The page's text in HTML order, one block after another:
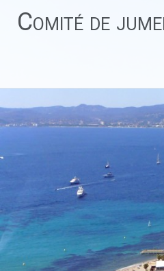
Comité de